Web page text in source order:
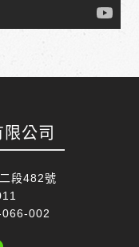
公司
段482號
066-002